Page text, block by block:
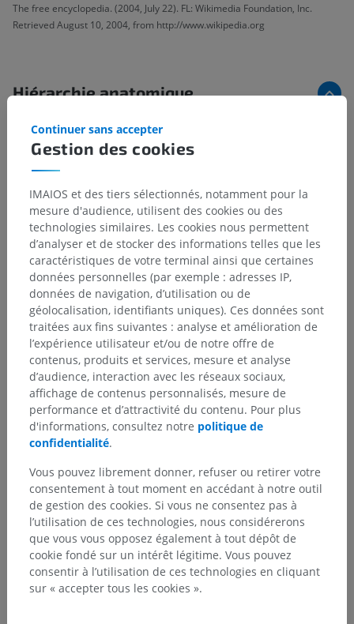
The free encyclopedia. (2004, July 22). FL: Wikimedia Foundation, Inc.
Retrieved August 10, 2004, from http://www.wikipedia.org
Hiérarchie anatomique
Anatomie humaine 1
Anatomie systémique
Système nerveux central> Encéphale>
Mésencéphale> Pédoncule cérébral>
Tegmentum mésencéphalique> Substance blanche
Lemnisque trigéminal
Structures sous-jacentes : Il n'y a aucune structure
sous-jacente
Anatomie comparée chez l’animal
Traductions
Vous avez vu une erreur ?
N’hésitez pas à nous suggérer une correction, une
traduction, une amélioration de contenu.
Signaler un problème
Gestion des cookies
Continuer sans accepter
IMAIOS et des tiers sélectionnés, notamment pour la
mesure d'audience, utilisent des cookies ou des
technologies similaires. Les cookies nous permettent
d’analyser et de stocker des informations telles que les
caractéristiques de votre terminal ainsi que certaines
données personnelles (par exemple : adresses IP,
données de navigation, d’utilisation ou de
géolocalisation, identifiants uniques). Ces données sont
traitées aux fins suivantes : analyse et amélioration de
l’expérience utilisateur et/ou de notre offre de
contenus, produits et services, mesure et analyse
d’audience, interaction avec les réseaux sociaux,
affichage de contenus personnalisés, mesure de
performance et d’attractivité du contenu. Pour plus
d'informations, consultez notre politique de
confidentialité.
Vous pouvez librement donner, refuser ou retirer votre
consentement à tout moment en accédant à notre outil
de gestion des cookies. Si vous ne consentez pas à
l’utilisation de ces technologies, nous considérerons
que vous vous opposez également à tout dépôt de
cookie fondé sur un intérêt légitime. Vous pouvez
consentir à l’utilisation de ces technologies en cliquant
sur « accepter tous les cookies ».